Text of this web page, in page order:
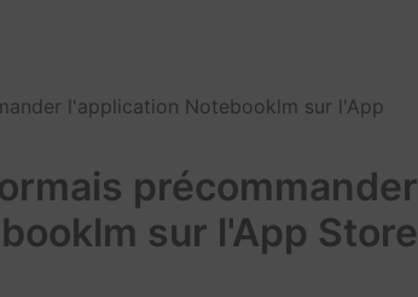
l'application Notebooklm sur l'App
précommander
sur l'App Store